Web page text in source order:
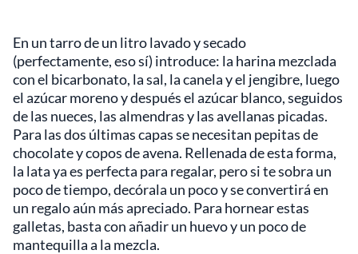
En un tarro de un litro lavado y secado
(perfectamente, eso sí) introduce: la harina mezclada
con el bicarbonato, la sal, la canela y el jengibre, luego
el azúcar moreno y después el azúcar blanco, seguidos
de las nueces, las almendras y las avellanas picadas.
Para las dos últimas capas se necesitan pepitas de
chocolate y copos de avena. Rellenada de esta forma,
la lata ya es perfecta para regalar, pero si te sobra un
poco de tiempo, decórala un poco y se convertirá en
un regalo aún más apreciado. Para hornear estas
galletas, basta con añadir un huevo y un poco de
mantequilla a la mezcla.